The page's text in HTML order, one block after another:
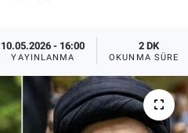
10.05.2026 - 16:00
YAYINLANMA
2 DK
OKUNMA SÜRESI